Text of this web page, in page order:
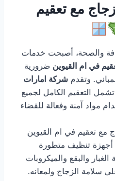
مع تعقيم
والصحة، أصبحت خدمات
في ام القيوين ضرورية
وتقدم شركة امارات
التعقيم الكامل لجميع
مواد آمنة وفعالة للقضاء
تعقيم في ام القيوين
تنظيف متطورة
والبقع والميكروبات
سلامة الزجاج ولمعانه.